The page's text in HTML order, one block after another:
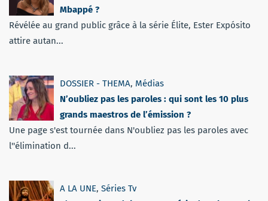
Mbappé ?
Révélée au grand public grâce à la série Élite, Ester Expósito
attire autan...
DOSSIER - THEMA, Médias
N’oubliez pas les paroles : qui sont les 10 plus
grands maestros de l’émission ?
Une page s'est tournée dans N'oubliez pas les paroles avec
l''élimination d...
A LA UNE, Séries Tv